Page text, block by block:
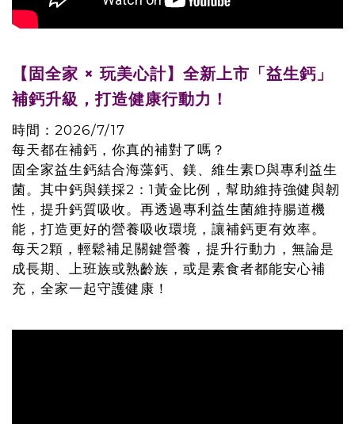
【固全家 × 玩美心計】全新上市「益生鈣」
補鈣升級，打造健康行動力！
時間：2026/7/17
每天都在補鈣，你真的補對了嗎？
固全家益生鈣結合海藻鈣、鎂、維生素D與專利益生
菌。其中鈣與鎂採2：1黃金比例，幫助維持強健與韌
性，提升鈣質吸收。再透過專利益生菌維持腸道機
能，打造更好的營養吸收環境，讓補鈣更有效率。
每天2顆，輕鬆補足關鍵營養，提升行動力，無論是
成長期、上班族或熟齡族，或是素食者都能安心補
充，全家一起守護健康！